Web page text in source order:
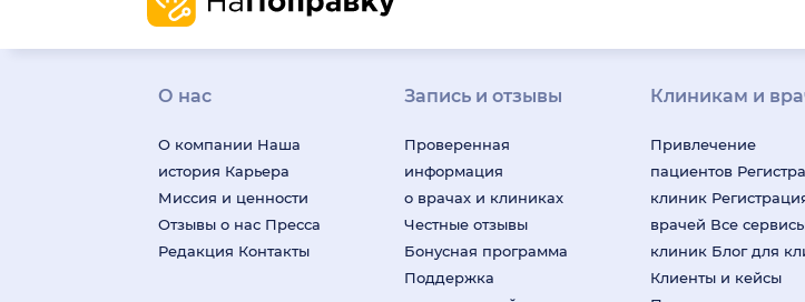
О нас
О компании Наша
история Карьера
Миссия и ценности
Отзывы о нас Пресса
Редакция Контакты
Запись и отзывы
Проверенная
информация
о врачах и клиниках
Честные отзывы
Бонусная программа
Поддержка
Клиникам и
Привлечение
пациентов
клиник
врачей Все
клиник Блог для
Клиенты и кейсы